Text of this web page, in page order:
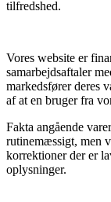
tilfredshed.
Vores website er
samarbejdsaftaler
markedsfører deres
af at en bruger fra
Fakta angående
rutinemæssigt, men
korrektioner der er
oplysninger.